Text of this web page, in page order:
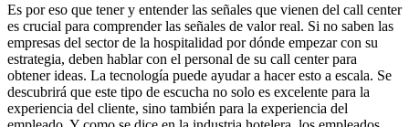
Es por eso que tener y entender las señales que vienen del call center
es crucial para comprender las señales de valor real. Si no saben las
empresas del sector de la hospitalidad por dónde empezar con su
estrategia, deben hablar con el personal de su call center para
obtener ideas. La tecnología puede ayudar a hacer esto a escala. Se
descubrirá que este tipo de escucha no solo es excelente para la
experiencia del cliente, sino también para la experiencia del